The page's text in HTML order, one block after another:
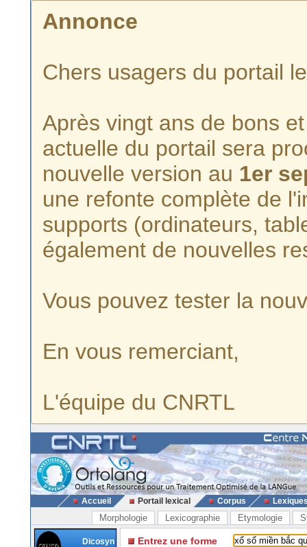
Annonce
Chers usagers du portail
Après vingt ans de bons
actuelle du portail sera
nouvelle version au 1er
une refonte complète de
supports (ordinateurs,
également de nouvelles
Vous pouvez tester la
En vous remerciant,
L'équipe du CNRTL
Accueil Portail lexical Corpus
Morphologie Lexicographie Etymologie
Dicosyn
Entrez une forme